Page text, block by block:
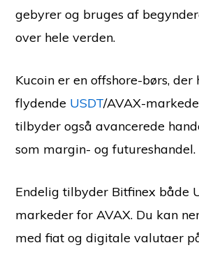
gebyrer og bruges af
over hele verden.
Kucoin er en offshore-børs,
flydende USDT/AVAX-
tilbyder også avancerede
som margin- og futureshandel.
Endelig tilbyder Bitfinex både
markeder for AVAX. Du kan
med fiat og digitale valutaer